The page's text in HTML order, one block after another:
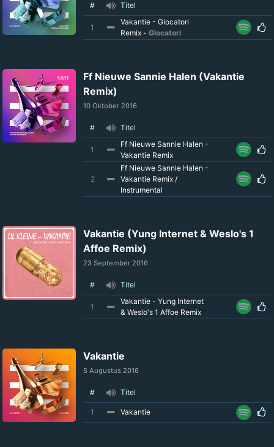
# Titel
1
Vakantie - Giocatori
Remix - Giocatori
Ff Nieuwe Sannie Halen (Vakantie
Remix)
10 Oktober 2016
# Titel
1
Ff Nieuwe Sannie Halen -
Vakantie Remix
2
Ff Nieuwe Sannie Halen -
Vakantie Remix /
Instrumental
Vakantie (Yung Internet & Weslo's 1
Affoe Remix)
23 September 2016
# Titel
1
Vakantie - Yung Internet
& Weslo's 1 Affoe Remix
Vakantie
5 Augustus 2016
# Titel
1 Vakantie